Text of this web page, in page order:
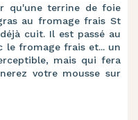
qu'une terrine de foie
au fromage frais St
cuit. Il est passé au
le fromage frais et... un
mais qui fera
votre mousse sur